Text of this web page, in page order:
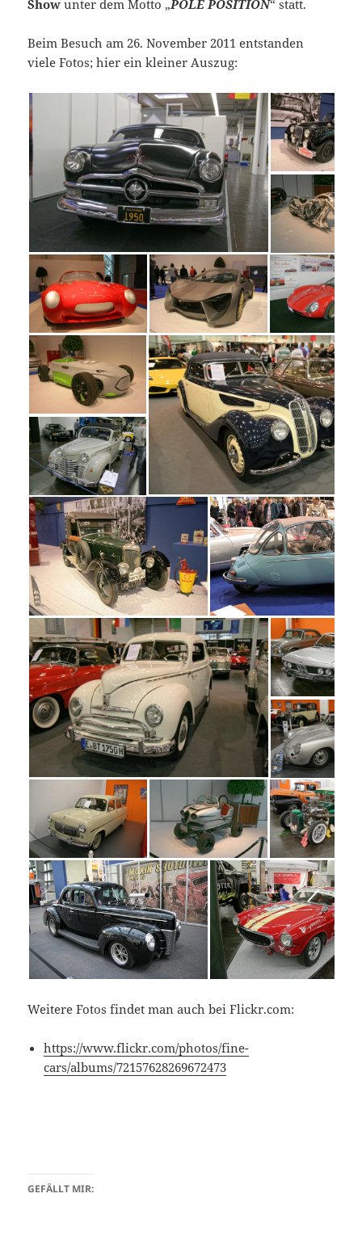
Show unter dem Motto „POLE POSITION“ statt.
Beim Besuch am 26. November 2011 entstanden
viele Fotos; hier ein kleiner Auszug:
Weitere Fotos findet man auch bei Flickr.com:
https://www.flickr.com/photos/fine-
cars/albums/72157628269672473
GEFÄLLT MIR: